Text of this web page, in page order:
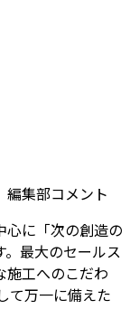
編集部コメント
心に「次の創造の
最大のセールス
施工へのこだわ
て万一に備えた